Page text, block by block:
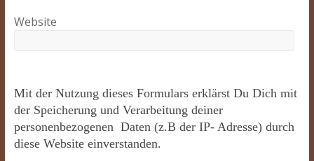
Website
Mit der Nutzung dieses Formulars erklärst Du Dich mit
der Speicherung und Verarbeitung deiner
personenbezogenen Daten (z.B der IP- Adresse) durch
diese Website einverstanden.